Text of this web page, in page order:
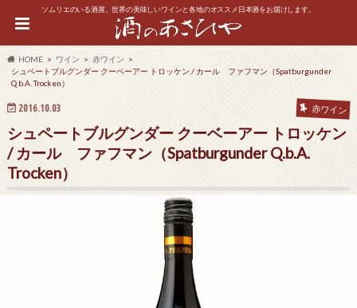
ソムリエのいる酒屋。世界の美味しいワインと各地のオススメ日本酒をお届けします。
HOME ワイン
赤ワイン
シュペートブルグンダー クーベーアー トロッケン / カール ファフマン（Spatburgunder
Q.b.A. Trocken）
2016.10.03 赤ワイン
シュペートブルグンダー クーベーアー トロッケン
/ カール ファフマン（Spatburgunder Q.b.A.
Trocken）